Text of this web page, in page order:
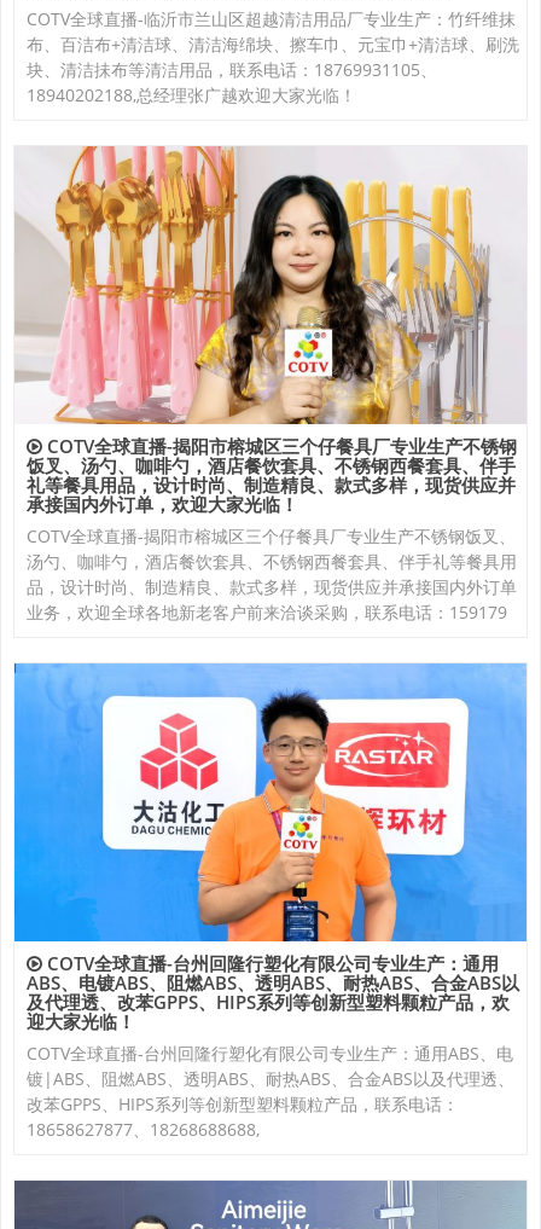
COTV全球直播-临沂市兰山区超越清洁用品厂专业生产：竹纤维抹
布、百洁布+清洁球、清洁海绵块、擦车巾、元宝巾+清洁球、刷洗
块、清洁抺布等清洁用品，联系电话：18769931105、
18940202188,总经理张广越欢迎大家光临！
COTV全球直播-揭阳市榕城区三个仔餐具厂专业生产不锈钢
饭叉、汤勺、咖啡勺，酒店餐饮套具、不锈钢西餐套具、伴手
礼等餐具用品，设计时尚、制造精良、款式多样，现货供应并
承接国内外订单，欢迎大家光临！
COTV全球直播-揭阳市榕城区三个仔餐具厂专业生产不锈钢饭叉、
汤勺、咖啡勺，酒店餐饮套具、不锈钢西餐套具、伴手礼等餐具用
品，设计时尚、制造精良、款式多样，现货供应并承接国内外订单
业务，欢迎全球各地新老客户前来洽谈采购，联系电话：159179
COTV全球直播-台州回隆行塑化有限公司专业生产：通用
ABS、电镀ABS、阻燃ABS、透明ABS、耐热ABS、合金ABS以
及代理透、改苯GPPS、HIPS系列等创新型塑料颗粒产品，欢
迎大家光临！
COTV全球直播-台州回隆行塑化有限公司专业生产：通用ABS、电
镀|ABS、阻燃ABS、透明ABS、耐热ABS、合金ABS以及代理透、
改苯GPPS、HIPS系列等创新型塑料颗粒产品，联系电话：
18658627877、18268688688,